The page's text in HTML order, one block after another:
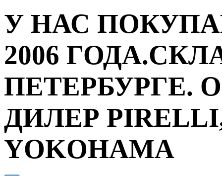
У НАС
2006
ПЕТЕРБУРГЕ.
ДИЛЕР
YOKOHAMA